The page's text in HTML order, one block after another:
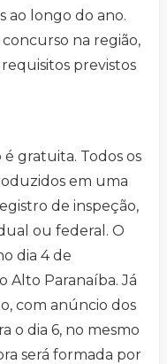
ao longo do ano.
na região,
previstos
gratuita. Todos os
em uma
de inspeção,
ou federal. O
dia 4 de
Alto Paranaíba. Já
com anúncio dos
o dia 6, no mesmo
será formada por